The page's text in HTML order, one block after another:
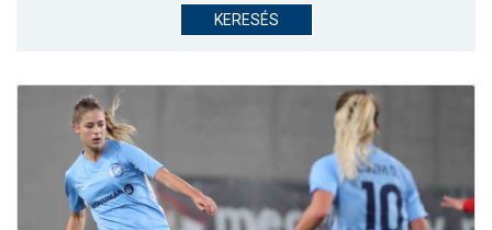
CSAPAT
GALÉRIA
KERESÉS